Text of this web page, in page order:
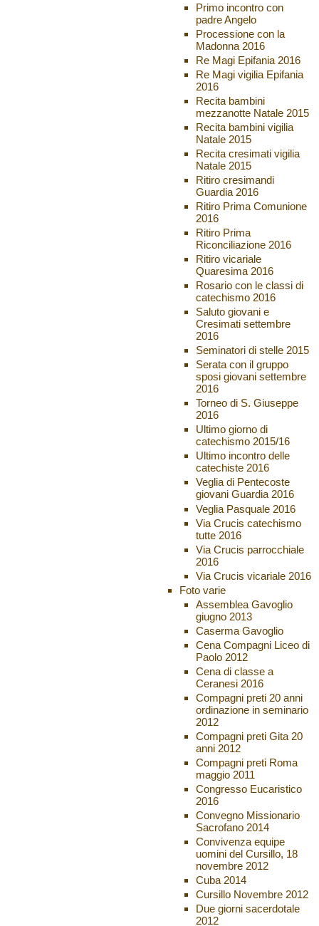
Primo incontro con
padre Angelo
Processione con la
Madonna 2016
Re Magi Epifania 2016
Re Magi vigilia Epifania
2016
Recita bambini
mezzanotte Natale 2015
Recita bambini vigilia
Natale 2015
Recita cresimati vigilia
Natale 2015
Ritiro cresimandi
Guardia 2016
Ritiro Prima Comunione
2016
Ritiro Prima
Riconciliazione 2016
Ritiro vicariale
Quaresima 2016
Rosario con le classi di
catechismo 2016
Saluto giovani e
Cresimati settembre
2016
Seminatori di stelle 2015
Serata con il gruppo
sposi giovani settembre
2016
Torneo di S. Giuseppe
2016
Ultimo giorno di
catechismo 2015/16
Ultimo incontro delle
catechiste 2016
Veglia di Pentecoste
giovani Guardia 2016
Veglia Pasquale 2016
Via Crucis catechismo
tutte 2016
Via Crucis parrocchiale
2016
Via Crucis vicariale 2016
Foto varie
Assemblea Gavoglio
giugno 2013
Caserma Gavoglio
Cena Compagni Liceo di
Paolo 2012
Cena di classe a
Ceranesi 2016
Compagni preti 20 anni
ordinazione in seminario
2012
Compagni preti Gita 20
anni 2012
Compagni preti Roma
maggio 2011
Congresso Eucaristico
2016
Convegno Missionario
Sacrofano 2014
Convivenza equipe
uomini del Cursillo, 18
novembre 2012
Cuba 2014
Cursillo Novembre 2012
Due giorni sacerdotale
2012